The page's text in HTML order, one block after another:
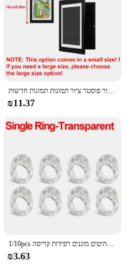
אמנות ילדים מסגרות מגנטיות חזית פתוחה תצוגה להחלפה תפאורה הבית ילדים מסגרות עבור פוסטר ציור תמונות תמונות חדשות
₪11.37
₪3.63